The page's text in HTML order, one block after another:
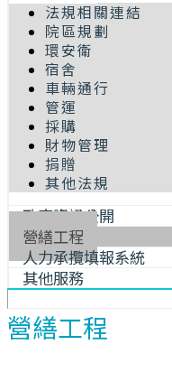
法規相關連結
院區規劃
環安衛
宿舍
車輛通行
管運
採購
財物管理
捐贈
其他法規
政府資訊公開
營繕工程
人力承攬填報系統
其他服務
營繕工程